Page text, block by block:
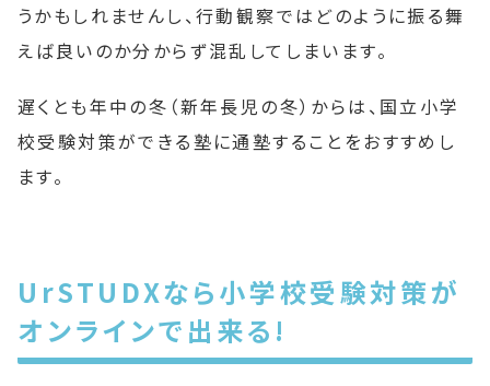
うかもしれませんし、行動観察ではどのように振る舞
えば良いのか分からず混乱してしまいます。
遅くとも年中の冬（新年長児の冬）からは、国立小学
校受験対策ができる塾に通塾することをおすすめし
ます。
UrSTUDXなら小学校受験対策が
オンラインで出来る!